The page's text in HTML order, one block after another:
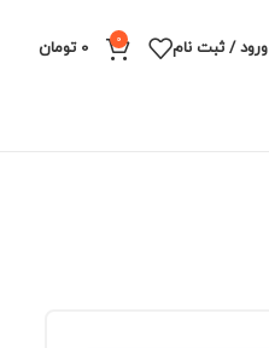
ورود / ثبت نام 0
0 تومان